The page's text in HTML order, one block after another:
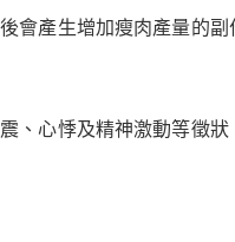
會產生增加瘦肉產量的副
、心悸及精神激動等徵